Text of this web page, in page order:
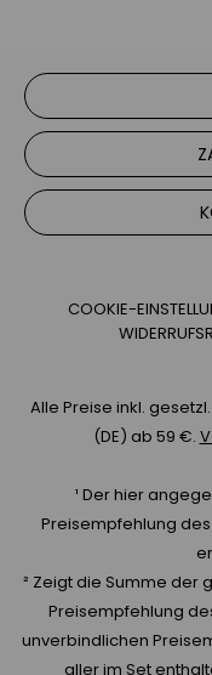
COOKIE-
Alle Preise inkl.
(DE) ab 59 €.
¹ Der hier
Preisempfehlung
² Zeigt die Summe der
Preisempfehlung
unverbindlichen
aller im Set